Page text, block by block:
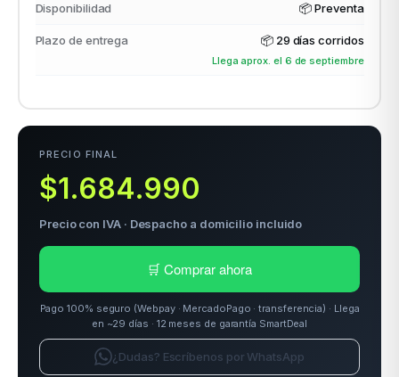
Disponibilidad 📦 Preventa
Plazo de entrega 📦 29 días corridos
Llega aprox. el 6 de septiembre
PRECIO FINAL
$1.684.990
Precio con IVA · Despacho a domicilio incluido
🛒 Comprar ahora
Pago 100% seguro (Webpay · MercadoPago · transferencia) · Llega
en ~29 días · 12 meses de garantía SmartDeal
¿Dudas? Escríbenos por WhatsApp